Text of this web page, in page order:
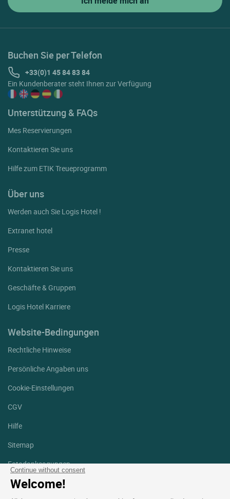
Continue without consent
Welcome!
Buchen Sie per Telefon
+33(0)1 45 84 83 84
Ein Kundenberater steht Ihnen zur Verfügung
Unterstützung & FAQs
Mes Reservierungen
Kontaktieren Sie uns
Hilfe zum ETIK Treueprogramm
Über uns
Werden auch Sie Logis Hotel !
Extranet hotel
Presse
Kontaktieren Sie uns
Geschäfte & Gruppen
Logis Hotel Karriere
Website-Bedingungen
Rechtliche Hinweise
Persönliche Angaben uns
Cookie-Einstellungen
CGV
Hilfe
Sitemap
Fotodanksagungen
Folgen Sie uns